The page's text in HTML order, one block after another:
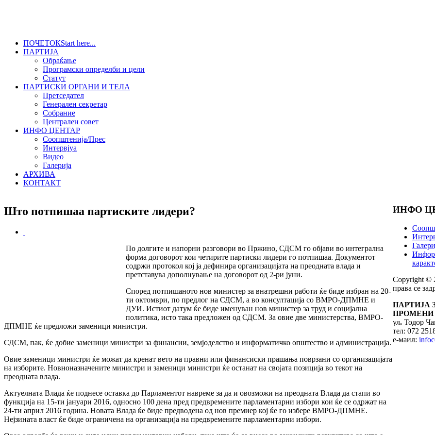
ПОЧЕТОКStart here...
ПАРТИЈА
Обраќање
Програмски определби и цели
Статут
ПАРТИСКИ ОРГАНИ И ТЕЛА
Претседател
Генерален секретар
Собрание
Централен совет
ИНФО ЦЕНТАР
Соопштенија/Прес
Интервјуа
Видео
Галерија
АРХИВА
КОНТАКТ
Што потпишаа партиските лидери?
По долгите и напорни разговори во Пржино, СДСМ го објави во интегрална
форма договорот кои четирите партиски лидери го потпишаа. Документот
содржи протокол кој ја дефинира организацијата на преодната влада и
претставува дополнување на договорот од 2-ри јуни.
Според потпишаното нов министер за внатрешни работи ќе биде избран на 20-
ти октомври, по предлог на СДСМ, а во консултација со ВМРО-ДПМНЕ и
ДУИ. Истиот датум ќе биде именуван нов министер за труд и социјална
политика, исто така предложен од СДСМ. За овие две министерства, ВМРО-
ДПМНЕ ќе предложи заменици министри.
СДСМ, пак, ќе добие заменици министри за финансии, земјоделство и информатичко општество и администрација.
Овие заменици министри ќе можат да кренат вето на правни или финансиски прашања поврзани со организацијата
на изборите. Новноназначените министри и заменици министри ќе останат на својата позиција во текот на
преодната влада.
Актуелната Влада ќе поднесе оставка до Парламентот навреме за да и овозможи на преодната Влада да стапи во
функција на 15-ти јануари 2016, односно 100 дена пред предвремените парламентарни избори кои ќе се одржат на
24-ти април 2016 година. Новата Влада ќе биде предводена од нов премиер кој ќе го избере ВМРО-ДПМНЕ.
Нејзината власт ќе биде ограничена на организација на предвремените парламентарни избори.
ИНФО
Copyright ©
права се
ПАРТИЈА
ПРОМЕНИ
ул.Тодор
тел: 072
е-маил: